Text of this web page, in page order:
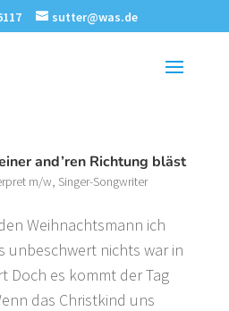
sutter@was.de
and’ren Richtung bläst
m/w, Singer-Songwriter
Weihnachtsmann ich
unbeschwert nichts war in
Doch es kommt der Tag
das Christkind uns